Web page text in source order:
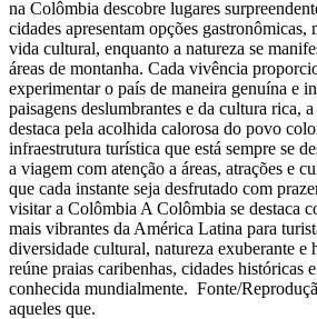
na Colômbia descobre lugares
cidades apresentam opções gastronômicas,
vida cultural, enquanto a natureza se
áreas de montanha. Cada vivência
experimentar o país de maneira genuína e
paisagens deslumbrantes e da cultura rica,
destaca pela acolhida calorosa do povo
infraestrutura turística que está sempre se
a viagem com atenção a áreas, atrações e
que cada instante seja desfrutado com
visitar a Colômbia A Colômbia se destaca
mais vibrantes da América Latina para
diversidade cultural, natureza exuberante e
reúne praias caribenhas, cidades históricas
conhecida mundialmente. Fonte/
aqueles que.